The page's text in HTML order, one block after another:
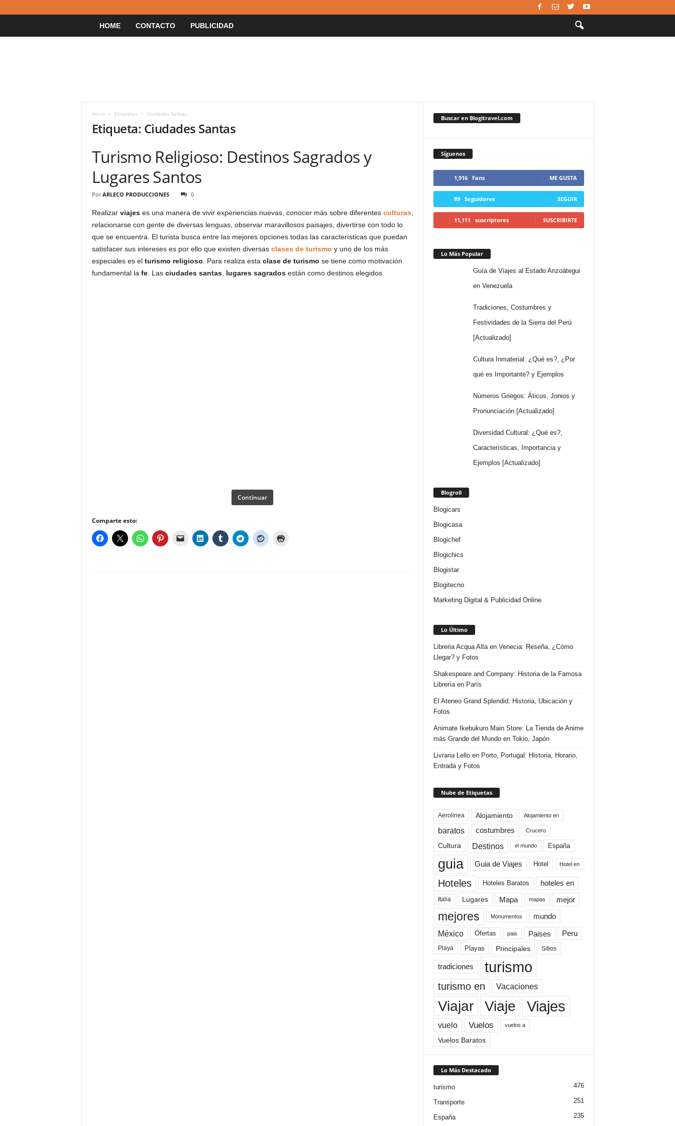
HOME CONTACTO PUBLICIDAD
Inicio Etiquetas Ciudades Santas
Etiqueta: Ciudades Santas
Turismo Religioso: Destinos Sagrados y
Lugares Santos
Por ARLECO PRODUCCIONES 0
Realizar viajeses una manera de vivir experiencias nuevas, conocer más sobre diferentes culturas
relacionarse con gente de diversas lenguas, observar maravillosos paisajes, divertirse con todo lo
que se encuentra. El turista busca entre las mejores opciones todas las características que puedan
satisfacer sus intereses es por ello que existen diversas clases de turismo y uno de los más
especiales es el turismo religioso . Para realiza esta clase de turismo se tiene como motivación
fundamental la fe. Las ciudades santas, lugares sagradosestán como destinos elegidos.
Continuar
Comparte esto:
Buscar en Blogitravel.com
Síguenos
1,916 Fans ME GUSTA
89 Seguidores SEGUIR
11,111 suscriptores SUSCRIBIRTE
Lo Más Popular
Guía de Viajes al Estado Anzoátegui
en Venezuela
Tradiciones, Costumbres y
Festividades de la Sierra del Perú
[Actualizado]
Cultura Inmaterial: ¿Qué es?, ¿Por
qué es Importante? y Ejemplos
Números Griegos: Áticos, Jonios y
Pronunciación [Actualizado]
Diversidad Cultural: ¿Qué es?,
Características, Importancia y
Ejemplos [Actualizado]
Blogroll
Blogicars
Blogicasa
Blogichef
Blogichics
Blogistar
Blogitecno
Marketing Digital & Publicidad Online
Lo Último
Libreria Acqua Alta en Venecia: Reseña, ¿Cómo
Llegar? y Fotos
Shakespeare and Company: Historia de la Famosa
Librería en París
El Ateneo Grand Splendid: Historia, Ubicación y
Fotos
Animate Ikebukuro Main Store: La Tienda de Anime
más Grande del Mundo en Tokio, Japón
Livraria Lello en Porto, Portugal: Historia, Horario,
Entrada y Fotos
Nube de Etiquetas
Aerolinea Alojamiento Alojamiento en
baratos costumbres Crucero
Cultura Destinos el mundo España
guia Guia de Viajes Hotel Hotel en
Hoteles Hoteles Baratos hoteles en
Italia Lugares Mapa mapas mejor
mejores Monumentos mundo
México Ofertas pais Paises Peru
Playa Playas Principales Sitios
tradiciones turismo
turismo en Vacaciones
Viajar Viaje Viajes
vuelo Vuelos vuelos a
Vuelos Baratos
Lo Más Destacado
turismo 476
Transporte 251
España 235